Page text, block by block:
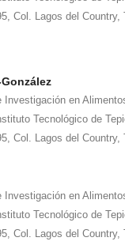
Col. Lagos del Country,
Investigación en
Tecnológico de
Col. Lagos del Country,
Investigación en
Tecnológico de
Col. Lagos del Country,